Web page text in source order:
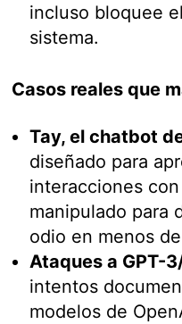
incluso bloquee
sistema.
Casos reales que
Tay, el chatbot
diseñado para
interacciones
manipulado para
odio en menos
Ataques a GPT-
intentos
modelos de